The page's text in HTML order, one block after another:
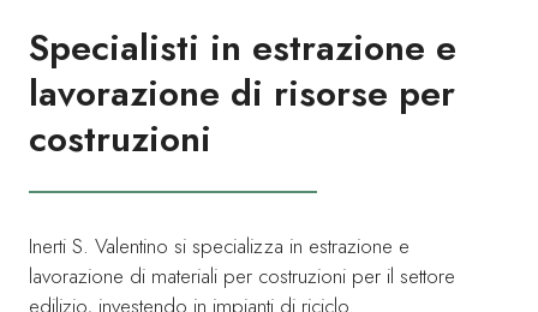
Specialisti in estrazione e
lavorazione di risorse per
costruzioni
Inerti S. Valentino si specializza in estrazione e
lavorazione di materiali per costruzioni per il settore